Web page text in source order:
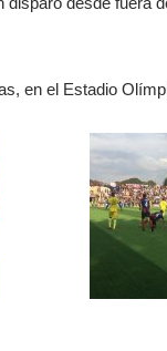
en el Estadio